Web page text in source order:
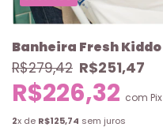
Banheira Fresh Kiddo
R$279,42 R$251,47
R$226,32 com Pix
2x de R$125,74 sem juros